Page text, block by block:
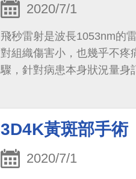
2020/7/1
飛秒雷射是波長1053nm的
對組織傷害小，也幾乎不疼
驟，針對病患本身狀況量身
放入人工水晶體。
3D4K黃斑部手術
2020/7/1